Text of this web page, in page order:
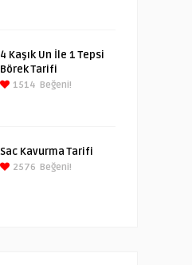
4 Kaşık Un İle 1 Tepsi
Börek Tarifi
1514 Beğeni!
Sac Kavurma Tarifi
2576 Beğeni!